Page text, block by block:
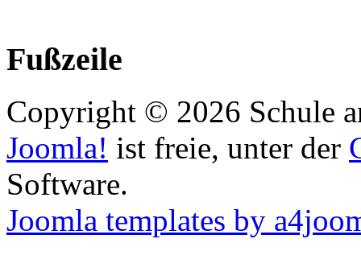
Fußzeile
Copyright © 2026 Schule
Joomla! ist freie, unter der
Software.
Joomla templates by